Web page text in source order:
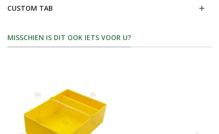
CUSTOM TAB
MISSCHIEN IS DIT OOK IETS VOOR U?